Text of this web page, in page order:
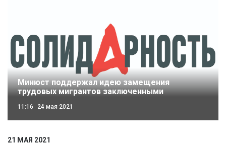
Минюст поддержал идею замещения
трудовых мигрантов заключенными
11:16 24 мая 2021
21 МАЯ 2021